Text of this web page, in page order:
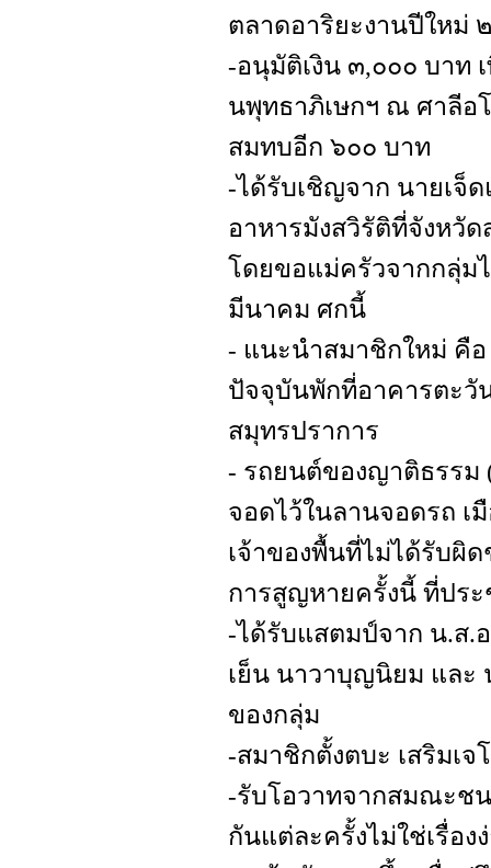
ตลาดอาริยะงานปีใหม่
-อนุมัติเงิน ๓,๐๐๐ บาท
นพุทธาภิเษกฯ ณ ศาลีอ
สมทบอีก ๖๐๐ บาท
-ได้รับเชิญจาก นายเจ็
อาหารมังสวิรัติที่จังหวั
โดยขอแม่ครัวจากกลุ่ม
มีนาคม ศกนี้
- แนะนำสมาชิกใหม่ คื
ปัจจุบันพักที่อาคารตะวั
สมุทรปราการ
- รถยนต์ของญาติธรรม
จอดไว้ในลานจอดรถ เ
เจ้าของพื้นที่ไม่ได้รับผิ
การสูญหายครั้งนี้ ที่ปร
-ได้รับแสตมป์จาก น.ส.
เย็น นาวาบุญนิยม และ
ของกลุ่ม
-สมาชิกตั้งตบะ เสริมเจ
-รับโอวาทจากสมณะช
กันแต่ละครั้งไม่ใช่เรื่อง